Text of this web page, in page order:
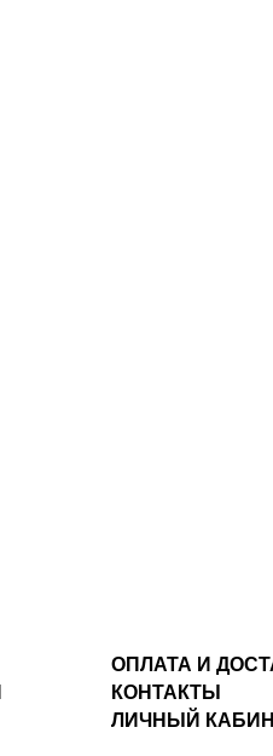
ОПЛАТА И
КОНТАКТЫ
ЛИЧНЫЙ